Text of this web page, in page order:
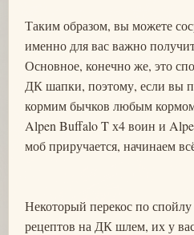
Таким образом, вы можете
именно для вас важно
Основное, конечно же, это
ДК шапки, поэтому, если вы
кормим бычков любым
Alpen Buffalo T х4 воин и
моб приручается, начинаем
Некоторый перекос по спойлу
рецептов на ДК шлем, их у